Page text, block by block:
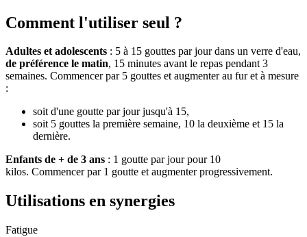
Comment l'utiliser seul ?
Adultes et adolescents : 5 à 15 gouttes par jour dans un verre d'eau,
de préférence le matin, 15 minutes avant le repas pendant 3
semaines. Commencer par 5 gouttes et augmenter au fur et à mesure
:
soit d'une goutte par jour jusqu'à 15,
soit 5 gouttes la première semaine, 10 la deuxième et 15 la
dernière.
Enfants de + de 3 ans : 1 goutte par jour pour 10
kilos. Commencer par 1 goutte et augmenter progressivement.
Utilisations en synergies
Fatigue